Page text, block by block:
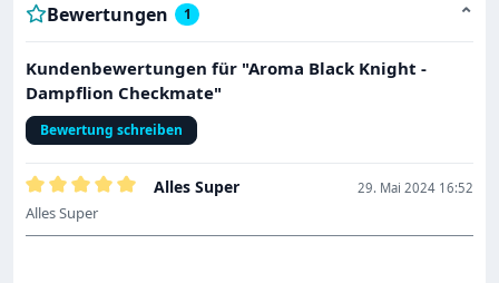
Bewertungen 1 ⌄
Kundenbewertungen für "Aroma Black Knight -
Dampflion Checkmate"
Bewertung schreiben
29. Mai 2024 16:52
Bewertung mit 5 von 5 Sternen
Alles Super
Alles Super